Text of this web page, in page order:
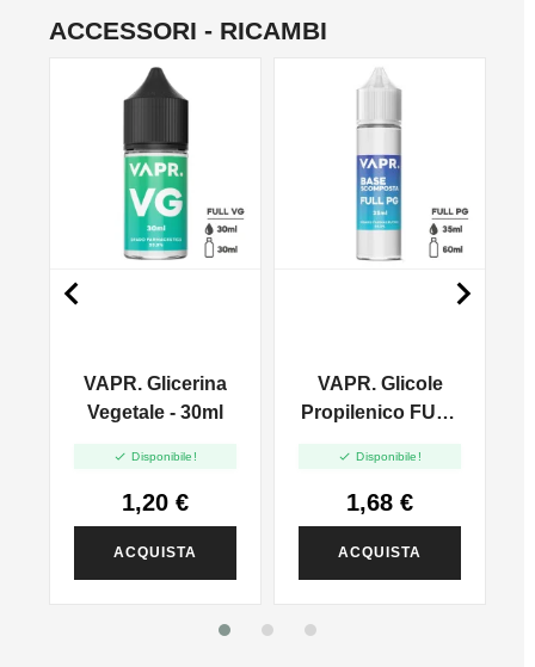
ACCESSORI - RICAMBI
VAPR. Glicerina
Vegetale - 30ml
 Disponibile!
1,20 €
ACQUISTA
VAPR. Glicole
Propilenico FULL
 Disponibile!
1,68 €
ACQUISTA
 